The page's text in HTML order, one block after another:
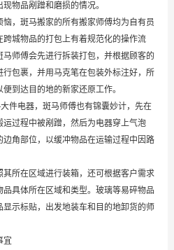
物品剐蹭和磨损的情况。
，斑马搬家的所有搬家师傅均为自有员
城物品的打包上有着规范化的操作流
师傅会先进行拆装打包，并根据顾客的
包裹，并用马克笔在包装外标注好，所
便到达目的地的新家还原工作。
件电器，斑马师傅也有锦囊妙计，先在
过程中被剐蹭，然后为电器穿上气泡
角部位，以缓冲物品在运输过程中因路
所在区域进行装箱，还可根据客户需求
具体所在区域和类型。玻璃等易碎物品
示标贴，出发地装车和目的地卸货的师
宜